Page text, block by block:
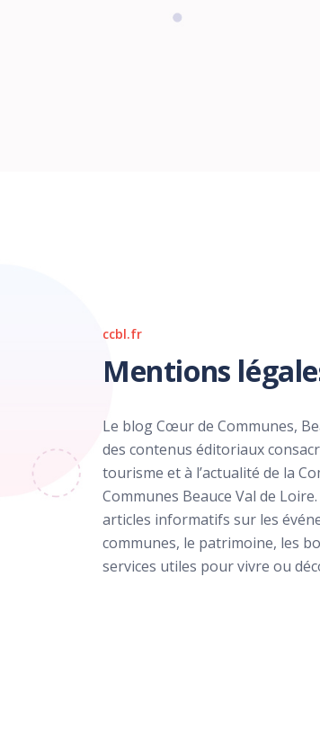
ccbl.fr
Mentions
Le blog Cœur de Communes,
des contenus éditoriaux
tourisme et à l’actualité de la
Communes Beauce Val de
articles informatifs sur les
communes, le patrimoine, les
services utiles pour vivre ou